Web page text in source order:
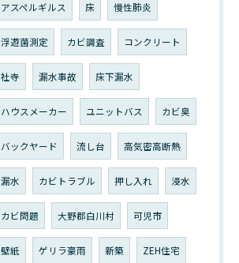
アスペルギルス 床 慢性肺炎
浮遊菌測定 カビ調査 コンクリート
社寺 漏水事故 床下漏水
ハウスメーカー ユニットバス カビ臭
バックヤード 流し台 高気密高断熱
漏水 カビトラブル 押し入れ 浸水
カビ問題 大野郡白川村 可児市
壁紙 ゲリラ豪雨 新築 ZEH住宅